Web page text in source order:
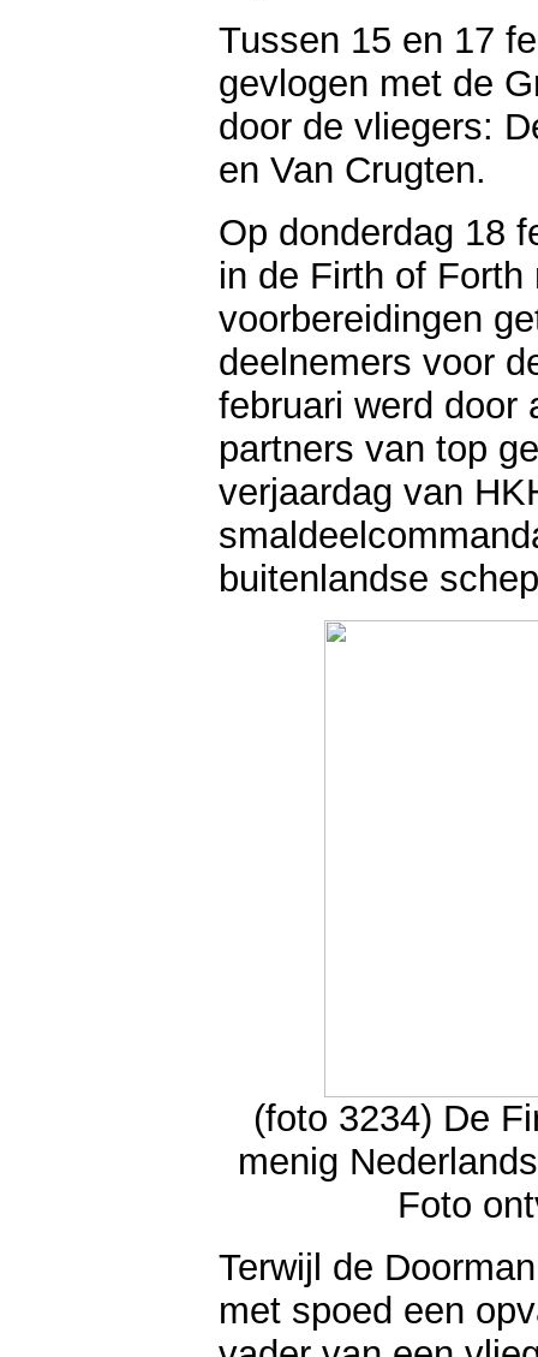
Tussen 15 en 17
gevlogen met de
door de vliegers:
en Van Crugten.
Op donderdag 18
in de Firth of
voorbereidingen
deelnemers voor
februari werd door
partners van top
verjaardag van
buitenlandse
(foto 3234) De
menig
Foto
Terwijl de
met spoed een